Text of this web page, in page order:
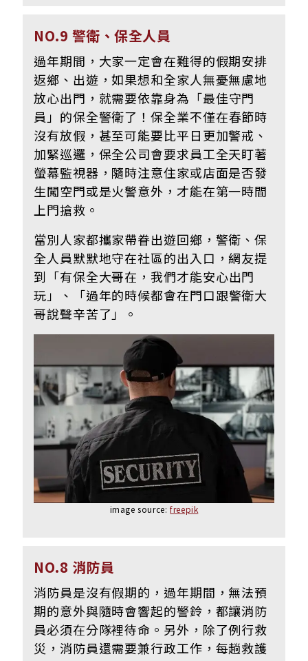
NO.9 警衛、保全人員
過年期間，大家一定會在難得的假期安排
返鄉、出遊，如果想和全家人無憂無慮地
放心出門，就需要依靠身為「最佳守門
員」的保全警衛了！保全業不僅在春節時
沒有放假，甚至可能要比平日更加警戒、
加緊巡邏，保全公司會要求員工全天盯著
螢幕監視器，隨時注意住家或店面是否發
生闖空門或是火警意外，才能在第一時間
上門搶救。
當別人家都攜家帶眷出遊回鄉，警衛、保
全人員默默地守在社區的出入口，網友提
到 「有保全大哥在，我們才能安心出門
玩 」、
「過年的時候都會在門口跟警衛大
哥說聲辛苦了 」。
image source: freepik
NO.8 消防員
消防員是沒有假期的，過年期間，無法預
期的意外與隨時會響起的警鈴，都讓消防
員必須在分隊裡待命。另外，除了例行救
災，消防員還需要兼行政工作，每趟救護